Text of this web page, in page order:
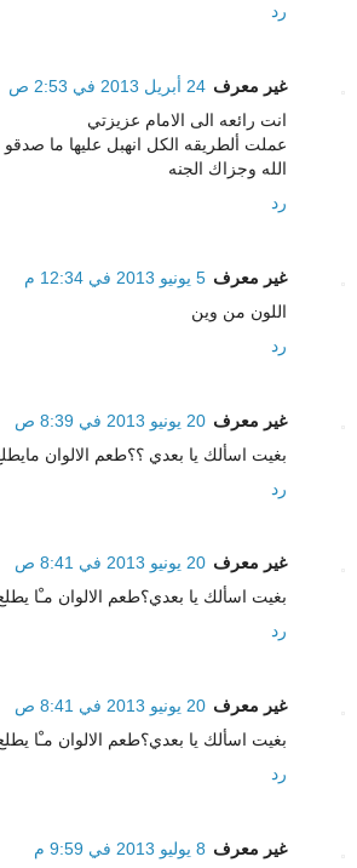
رد
غير معرف 24 أبريل 2013 في 2:53 ص
انت رائعه الى الامام عزيزتي
عملت ألطريقه الكل انهبل عليها ما صدقو
الله وجزاك الجنه
رد
غير معرف 5 يونيو 2013 في 12:34 م
اللون من وين
رد
غير معرف 20 يونيو 2013 في 8:39 ص
بغيت اسألك يا بعدي ؟؟طعم الالوان
رد
غير معرف 20 يونيو 2013 في 8:41 ص
بغيت اسألك يا بعدي؟طعم الالوان مـْا
رد
غير معرف 20 يونيو 2013 في 8:41 ص
بغيت اسألك يا بعدي؟طعم الالوان مـْا
رد
غير معرف 8 يوليو 2013 في 9:59 م